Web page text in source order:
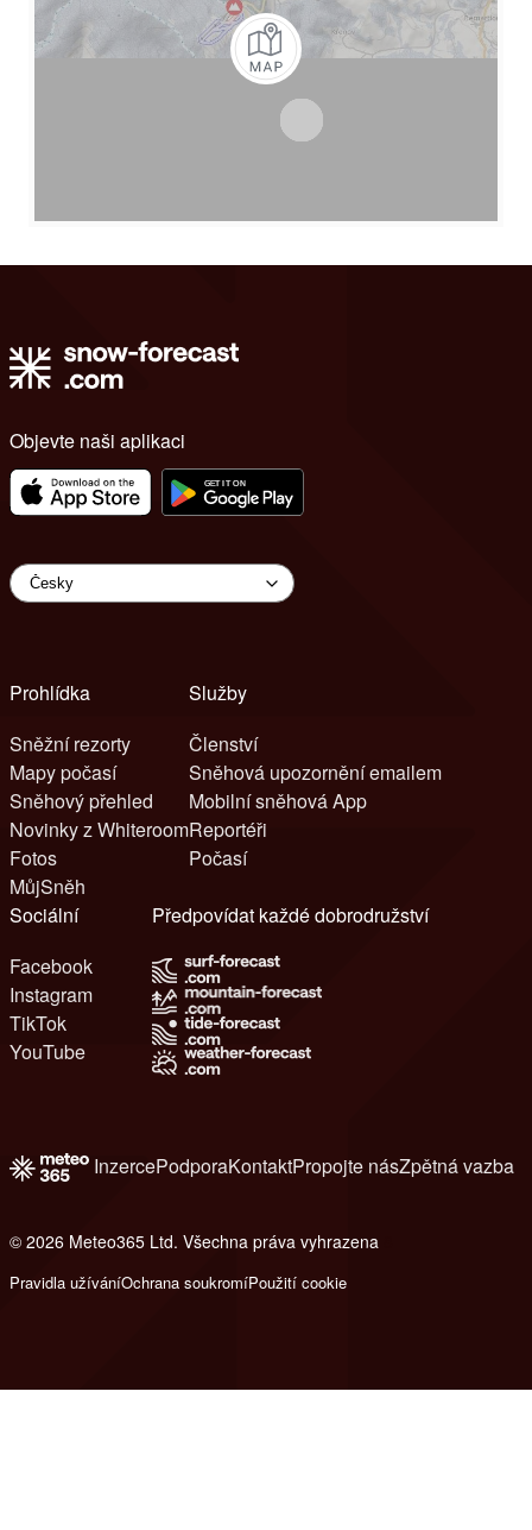
Objevte naši aplikaci
Prohlídka
Sněžní rezorty
Mapy počasí
Sněhový přehled
Novinky z Whiteroom
Fotos
MůjSněh
Služby
Členství
Sněhová upozornění emailem
Mobilní sněhová App
Reportéři
Počasí
Sociální
Facebook
Instagram
TikTok
YouTube
Předpovídat každé dobrodružství
InzercePodporaKontaktPropojte násZpětná vazba
© 2026 Meteo365 Ltd. Všechna práva vyhrazena
Pravidla užíváníOchrana soukromíPoužití cookie